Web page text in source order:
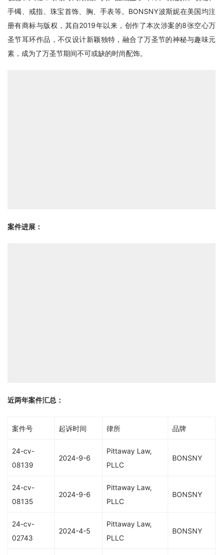
手镯、戒指、珠宝首饰、胸、手表等。BONSNY波斯妮在美国均注
册有商标与版权，其自2019年以来，创作了本次涉案的8张空心万
圣节耳环作品，不仅设计新颖独特，融合了万圣节的神秘与趣味元
素，成为了万圣节期间不可或缺的时尚配饰。
案件进展：
近两年案件汇总：
案件号 起诉时间 律所 品牌
24-cv-
08139
2024-9-6
Pittaway Law,
PLLC
BONSNY
24-cv-
08135
2024-9-6
Pittaway Law,
PLLC
BONSNY
24-cv-
02743
2024-4-5
Pittaway Law,
PLLC
BONSNY